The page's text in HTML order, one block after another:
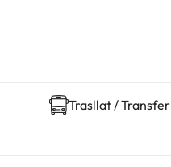
Trasllat / Transfer